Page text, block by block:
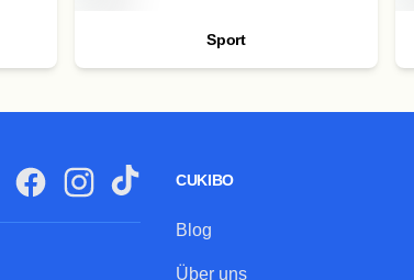
Sport
CUKIBO
Blog
Über uns